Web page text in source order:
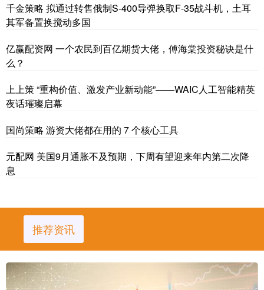
千金策略 拟通过转售俄制S-400导弹换取F-35战斗机，土耳
其军备置换搅动多国
亿赢配资网 一个农民到百亿期货大佬，傅海棠投资秘诀是什
么？
上上策 “重构价值、激发产业新动能”——WAIC人工智能精英
夜话璀璨启幕
国尚策略 游资大佬都在用的 7 个核心工具
元配网 美国9月通胀不及预期，下周有望迎来年内第二次降
息
推荐资讯